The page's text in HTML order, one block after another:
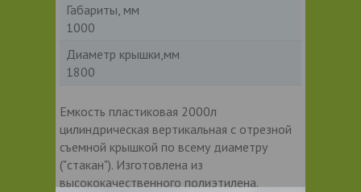
Габариты, мм
1000
Диаметр крышки,мм
1800
Емкость пластиковая 2000л
цилиндрическая вертикальная с отрезной
съемной крышкой по всему диаметру
("стакан"). Изготовлена из
высококачественного полиэтилена.